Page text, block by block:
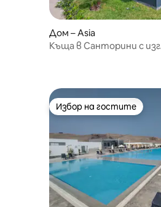
Дом – Asia
Къща в Санторини с
Избор на гостите
Избор на гостите